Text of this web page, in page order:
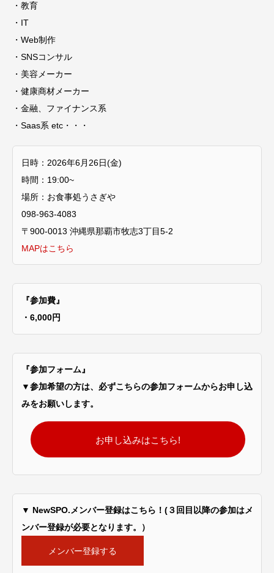
・教育
・IT
・Web制作
・SNSコンサル
・美容メーカー
・健康商材メーカー
・金融、ファイナンス系
・Saas系 etc・・・
日時：2026年6月26日(金)
時間：19:00~
場所：お食事処うさぎや
098-963-4083
〒900-0013 沖縄県那覇市牧志3丁目5-2
MAPはこちら
『参加費』
・6,000円
『参加フォーム』
▼参加希望の方は、必ずこちらの参加フォームからお申し込
みをお願いします。
お申し込みはこちら!
▼ NewSPO.メンバー登録はこちら！(３回目以降の参加はメ
ンバー登録が必要となります。）
メンバー登録する